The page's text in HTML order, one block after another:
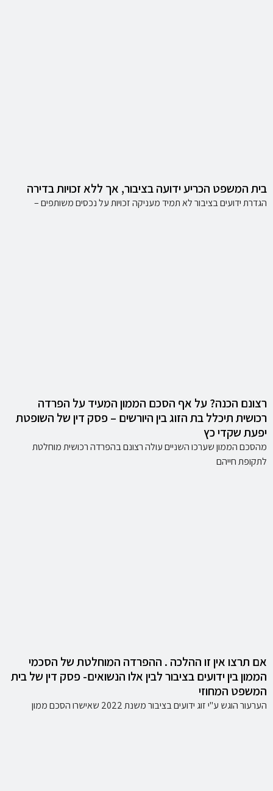
בית המשפט הכריע ידועה בציבור, אך ללא זכויות בדירה
הגדרת ידועים בציבור לא תמיד מעניקה זכויות על נכסים משותפים –
רצונם הכנה? על אף הסכם הממון המעיד על הפרדה
רכושית תיכלל בת הזוג בין היורשים – פסק דין של השופטת
יפעת שקדי כץ
מהסכם הממון שערכו השניים עולה רצונם בהפרדה רכושית מוחלטת
לתקופת חייהם
אם תרצו אין זו ההלכה . ההפרדה המוחלטת של הסכמי
הממון בין ידועים בציבור לבין אלו הנשואים- פסק דין של בית
המשפט המחוזי
הערעור הוגש ע"י זוג ידועים בציבור משנת 2022 שאישרו הסכם ממון